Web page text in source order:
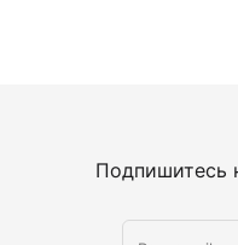
Подпишитесь